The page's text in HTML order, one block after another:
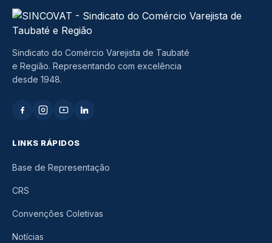
Sindicato do Comércio Varejista de Taubaté
e Região. Representando com excelência
desde 1948.
LINKS RÁPIDOS
Base de Representação
CRS
Convenções Coletivas
Notícias